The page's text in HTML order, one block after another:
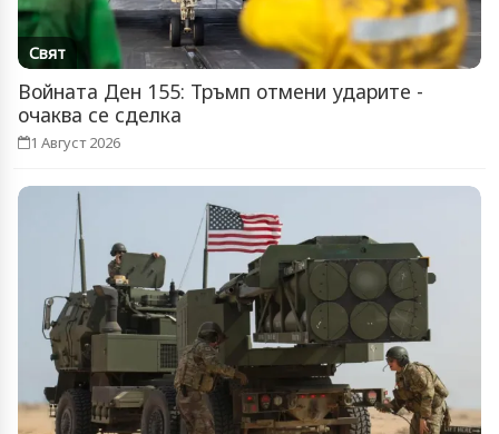
Свят
Войната Ден 155: Тръмп отмени ударите -
очаква се сделка
1 Август 2026